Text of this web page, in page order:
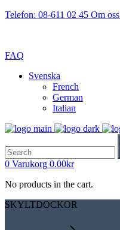
Telefon: 08-611 02 45 Om oss
FAQ
Svenska
French
German
Italian
for:
0 Varukorg 0.00kr
No products in the cart.
SKYLTDOCKOR